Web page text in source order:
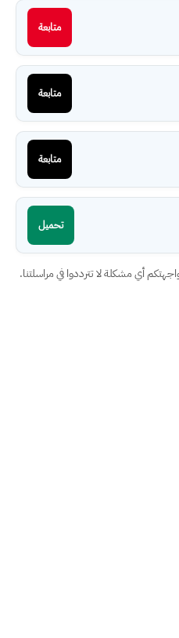
متابعة
متابعة
متابعة
تحميل
أي مشكلة لا تترددوا في مراسلتنا.